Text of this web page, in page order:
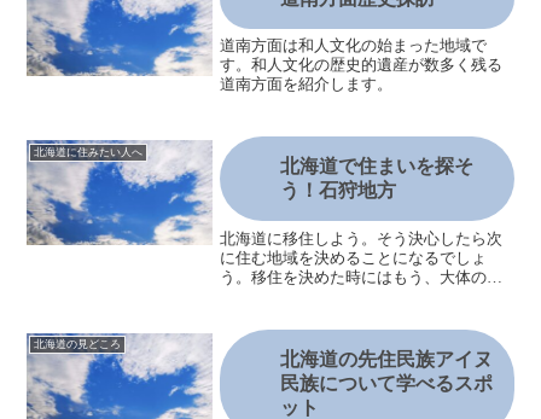
道南方面は和人文化の始まった地域で
す。和人文化の歴史的遺産が数多く残る
道南方面を紹介します。
北海道に住みたい人へ
北海道で住まいを探そ
う！石狩地方
北海道に移住しよう。そう決心したら次
に住む地域を決めることになるでしょ
う。移住を決めた時にはもう、大体の候
イトで紹介している情報についてみてみ
たいと思います。石狩地方の...
北海道の見どころ
北海道の先住民族アイヌ
民族について学べるスポ
ット